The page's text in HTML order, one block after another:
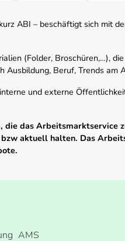
ABI – beschäftigt sich mit
(Folder, Broschüren,…),
Beruf, Trends am
und externe
das Arbeitsmarktservice
aktuell halten. Das
AMS